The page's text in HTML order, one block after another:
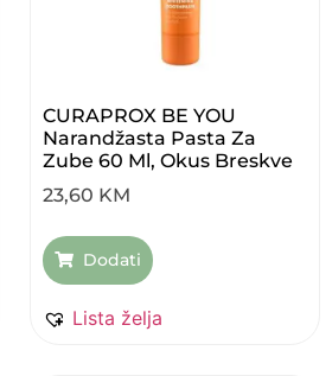
CURAPROX BE YOU
Narandžasta Pasta Za
Zube 60 Ml, Okus Breskve
23,60 KM
Dodati
Lista želja